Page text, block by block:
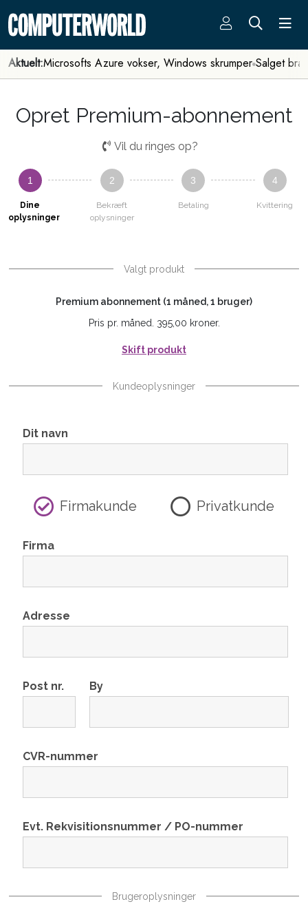
Aktuelt:Microsofts Azure vokser, Windows skrumper Salget
Opret Premium-abonnement
Vil du ringes op?
1
Dine
oplysninger
2
Bekræft
oplysninger
3
Betaling
4
Kvittering
Valgt produkt
Premium abonnement (1 måned, 1 bruger)
Pris pr. måned. 395,00 kroner.
Skift produkt
Kundeoplysninger
Dit navn
Firmakunde Privatkunde
Firma
Adresse
Post nr. By
CVR-nummer
Evt. Rekvisitionsnummer / PO-nummer
Brugeroplysninger